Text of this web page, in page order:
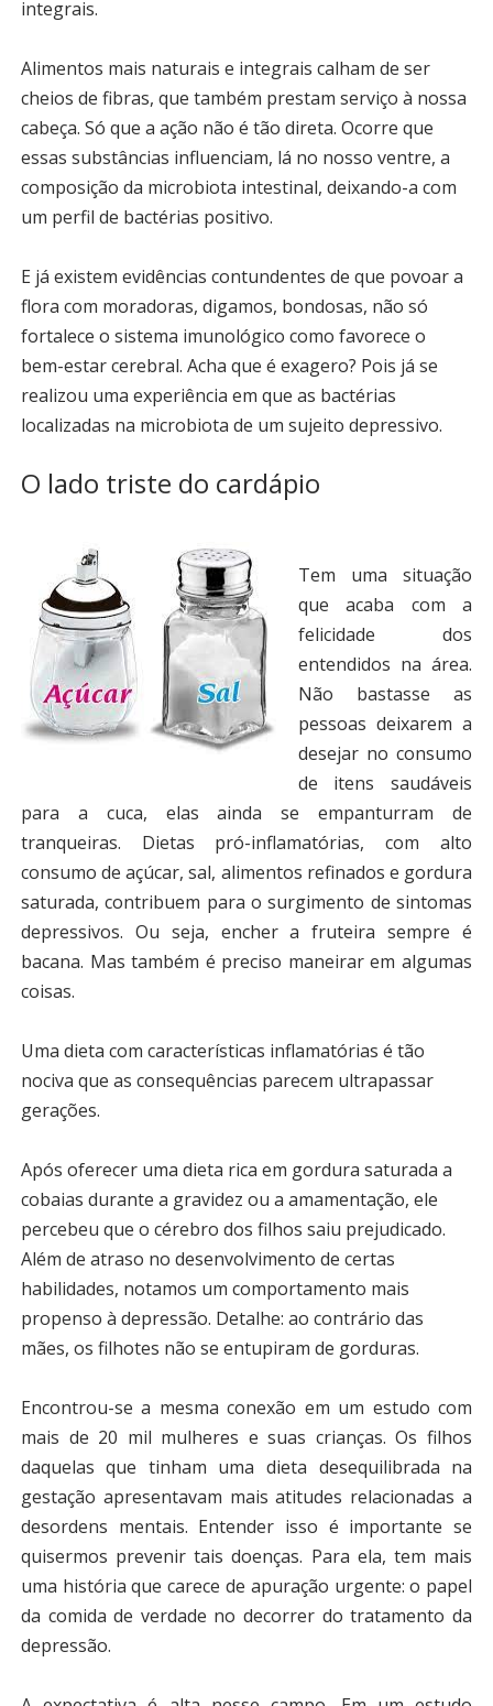
integrais.
Alimentos mais naturais e integrais calham de ser
cheios de fibras, que também prestam serviço à nossa
cabeça. Só que a ação não é tão direta. Ocorre que
essas substâncias influenciam, lá no nosso ventre, a
composição da microbiota intestinal, deixando-a com
um perfil de bactérias positivo.
E já existem evidências contundentes de que povoar a
flora com moradoras, digamos, bondosas, não só
fortalece o sistema imunológico como favorece o
bem-estar cerebral. Acha que é exagero? Pois já se
realizou uma experiência em que as bactérias
localizadas na microbiota de um sujeito depressivo.
O lado triste do cardápio
Tem uma situação
que acaba com a
felicidade dos
entendidos na área.
Não bastasse as
pessoas deixarem a
desejar no consumo
de itens saudáveis
para a cuca, elas ainda se empanturram de
tranqueiras. Dietas pró-inflamatórias, com alto
consumo de açúcar, sal, alimentos refinados e gordura
saturada, contribuem para o surgimento de sintomas
depressivos. Ou seja, encher a fruteira sempre é
bacana. Mas também é preciso maneirar em algumas
coisas.
Uma dieta com características inflamatórias é tão
nociva que as consequências parecem ultrapassar
gerações.
Após oferecer uma dieta rica em gordura saturada a
cobaias durante a gravidez ou a amamentação, ele
percebeu que o cérebro dos filhos saiu prejudicado.
Além de atraso no desenvolvimento de certas
habilidades, notamos um comportamento mais
propenso à depressão. Detalhe: ao contrário das
mães, os filhotes não se entupiram de gorduras.
Encontrou-se a mesma conexão em um estudo com
mais de 20 mil mulheres e suas crianças. Os filhos
daquelas que tinham uma dieta desequilibrada na
gestação apresentavam mais atitudes relacionadas a
desordens mentais. Entender isso é importante se
quisermos prevenir tais doenças. Para ela, tem mais
uma história que carece de apuração urgente: o papel
da comida de verdade no decorrer do tratamento da
depressão.